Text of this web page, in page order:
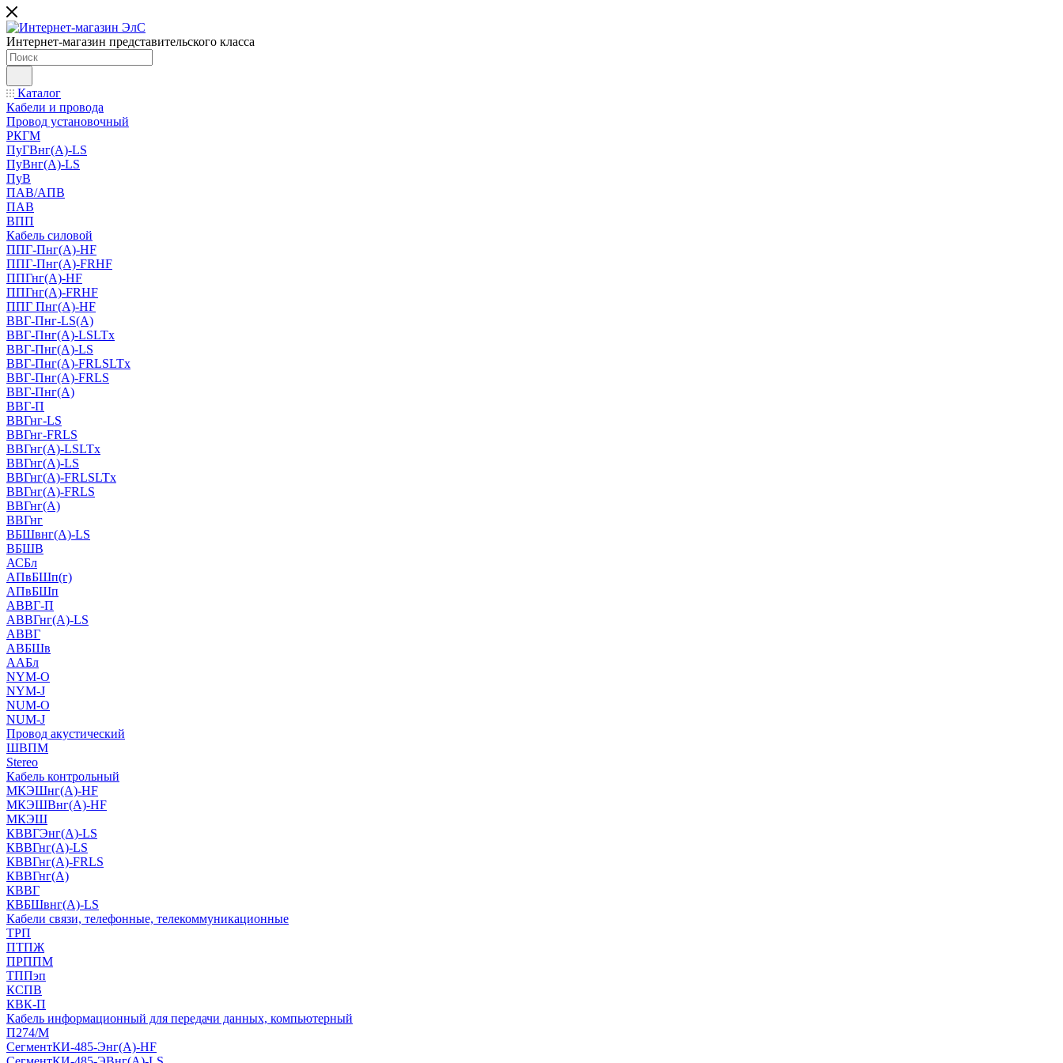
Интернет-магазин представительского класса
Каталог
Кабели и провода
Провод установочный
РКГМ
ПуГВнг(А)-LS
ПуВнг(А)-LS
ПуВ
ПАВ/АПВ
ПАВ
ВПП
Кабель силовой
ППГ-Пнг(А)-HF
ППГ-Пнг(А)-FRHF
ППГнг(А)-HF
ППГнг(А)-FRHF
ППГ Пнг(А)-HF
ВВГ-Пнг-LS(А)
ВВГ-Пнг(А)-LSLTx
ВВГ-Пнг(А)-LS
ВВГ-Пнг(А)-FRLSLTx
ВВГ-Пнг(А)-FRLS
ВВГ-Пнг(А)
ВВГ-П
ВВГнг-LS
ВВГнг-FRLS
ВВГнг(А)-LSLTx
ВВГнг(А)-LS
ВВГнг(А)-FRLSLTx
ВВГнг(А)-FRLS
ВВГнг(А)
ВВГнг
ВБШвнг(А)-LS
ВБШВ
АСБл
АПвБШп(г)
АПвБШп
АВВГ-П
АВВГнг(А)-LS
АВВГ
АВБШв
ААБл
NYM-O
NYM-J
NUM-О
NUM-J
Провод акустический
ШВПМ
Stereo
Кабель контрольный
МКЭШнг(A)-HF
МКЭШВнг(А)-HF
МКЭШ
КВВГЭнг(А)-LS
КВВГнг(А)-LS
КВВГнг(А)-FRLS
КВВГнг(А)
КВВГ
КВБШвнг(А)-LS
Кабели связи, телефонные, телекоммуникационные
ТРП
ПТПЖ
ПРППМ
ТППэп
КСПВ
КВК-П
Кабель информационный для передачи данных, компьютерный
П274/М
СегментКИ-485-Энг(А)-HF